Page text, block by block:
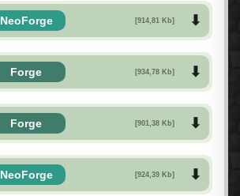
NeoForge [914,81 Kb]
Forge [934,78 Kb]
Forge [901,38 Kb]
NeoForge [924,39 Kb]